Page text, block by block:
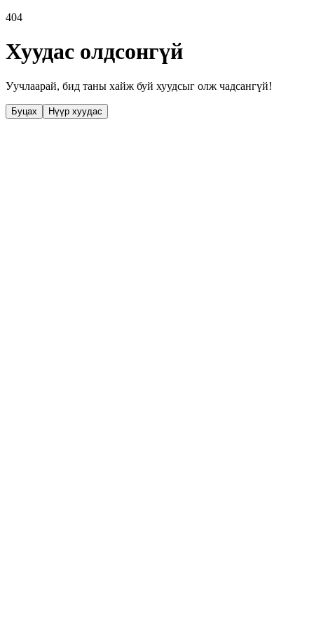
404
Хуудас олдсонгүй
Уучлаарай, бид таны хайж буй хуудсыг олж чадсангүй!
Буцах Нүүр хуудас